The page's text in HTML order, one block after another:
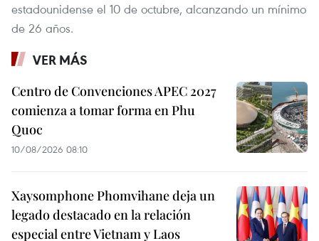
estadounidense el 10 de octubre, alcanzando un mínimo
de 26 años.
VER MÁS
Centro de Convenciones APEC 2027
comienza a tomar forma en Phu
Quoc
10/08/2026 08:10
Xaysomphone Phomvihane deja un
legado destacado en la relación
especial entre Vietnam y Laos